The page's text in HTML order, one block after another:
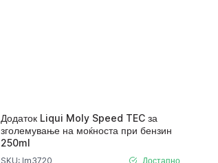
Додаток Liqui Moly Speed TEC за
зголемување на моќноста при бензин
250ml
SKU: lm3720 Достапно